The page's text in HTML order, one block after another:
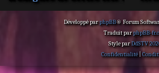
Développé parphpBB® Forum
Traduit parphpBB-
Style parDdSTV
Confidentialité|